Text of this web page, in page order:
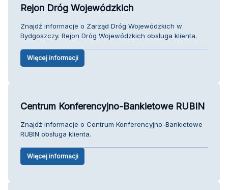
Rejon Dróg Wojewódzkich
Znajdź informacje o Zarząd Dróg Wojewódzkich w
Bydgoszczy. Rejon Dróg Wojewódzkich obsługa klienta.
Więcej informacji
Centrum Konferencyjno-Bankietowe RUBIN
Znajdź informacje o Centrum Konferencyjno-Bankietowe
RUBIN obsługa klienta.
Więcej informacji